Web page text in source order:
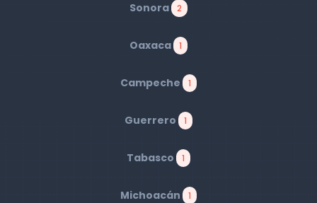
Sonora 2
Oaxaca 1
Campeche 1
Guerrero 1
Tabasco 1
Michoacán 1